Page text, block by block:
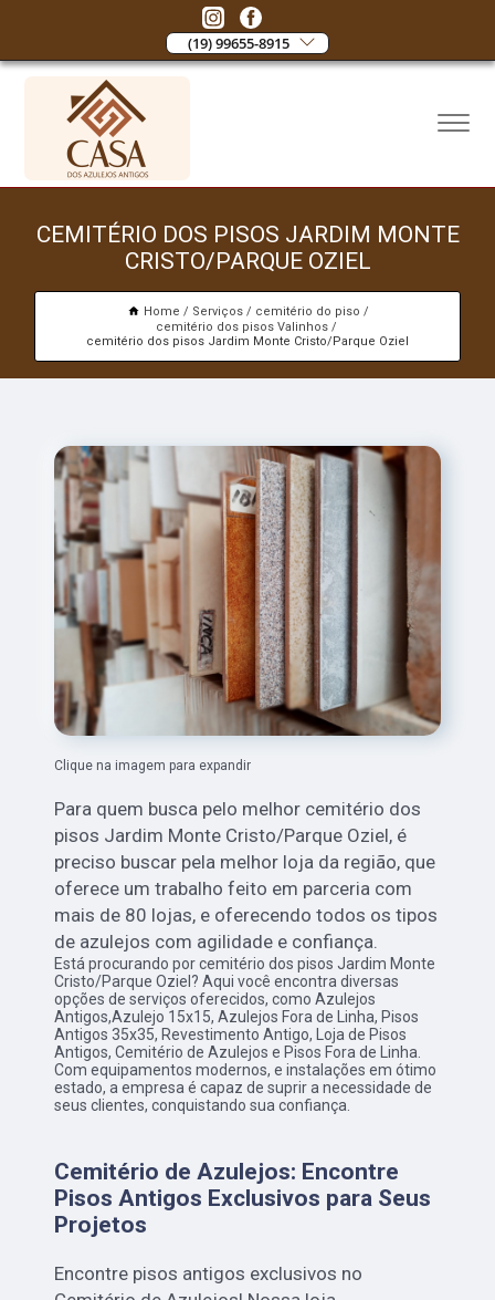
(19) 99655-8915
CEMITÉRIO DOS PISOS JARDIM MONTE
CRISTO/PARQUE OZIEL
Home Serviços
cemitério do piso
cemitério dos pisos Valinhos
cemitério dos pisos Jardim Monte Cristo/Parque Oziel
Clique na imagem para expandir
Para quem busca pelo melhor cemitério dos
pisos Jardim Monte Cristo/Parque Oziel, é
preciso buscar pela melhor loja da região, que
oferece um trabalho feito em parceria com
mais de 80 lojas, e oferecendo todos os tipos
de azulejos com agilidade e confiança.
Está procurando por cemitério dos pisos Jardim Monte
Cristo/Parque Oziel? Aqui você encontra diversas
opções de serviços oferecidos, como Azulejos
Antigos,Azulejo 15x15, Azulejos Fora de Linha, Pisos
Antigos 35x35, Revestimento Antigo, Loja de Pisos
Antigos, Cemitério de Azulejos e Pisos Fora de Linha.
Com equipamentos modernos, e instalações em ótimo
estado, a empresa é capaz de suprir a necessidade de
seus clientes, conquistando sua confiança.
Cemitério de Azulejos: Encontre
Pisos Antigos Exclusivos para Seus
Projetos
Encontre pisos antigos exclusivos no